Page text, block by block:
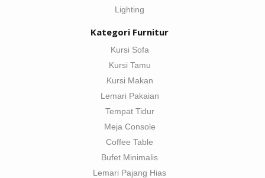
Lighting
Kategori Furnitur
Kursi Sofa
Kursi Tamu
Kursi Makan
Lemari Pakaian
Tempat Tidur
Meja Console
Coffee Table
Bufet Minimalis
Lemari Pajang Hias